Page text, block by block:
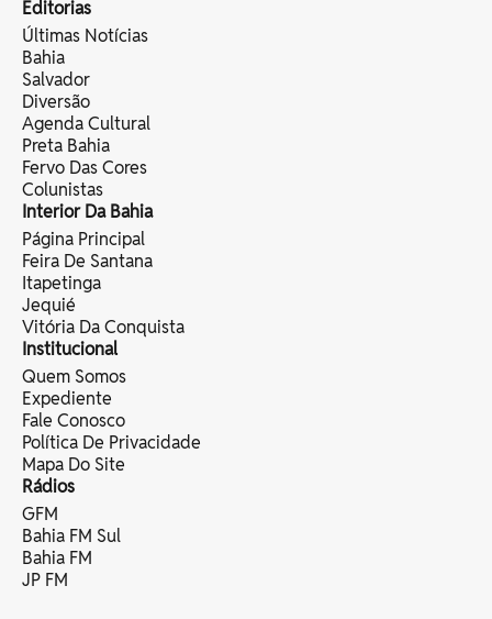
Editorias
Últimas Notícias
Bahia
Salvador
Diversão
Agenda Cultural
Preta Bahia
Fervo Das Cores
Colunistas
Interior Da Bahia
Página Principal
Feira De Santana
Itapetinga
Jequié
Vitória Da Conquista
Institucional
Quem Somos
Expediente
Fale Conosco
Política De Privacidade
Mapa Do Site
Rádios
GFM
Bahia FM Sul
Bahia FM
JP FM